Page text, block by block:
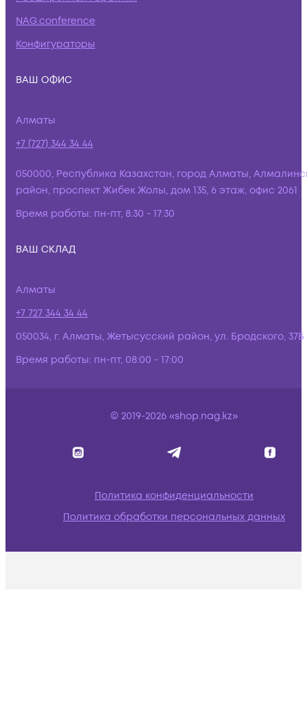
NAG.conference
Конфигураторы
ВАШ ОФИС
Алматы
+7 (727) 344 34 44
050000, Республика Казахстан, город Алматы,
район, проспект Жибек Жолы, дом 135, 6 этаж, офис 2061
Время работы: пн-пт, 8:30 - 17:30
ВАШ СКЛАД
Алматы
+7 727 344 34 44
050034, г. Алматы, Жетысусский район, ул. Бродского, 37Б
Время работы: пн-пт, 08:00 - 17:00
© 2019-2026 «shop.nag.kz»
Политика конфиденциальности
Политика обработки персональных данных